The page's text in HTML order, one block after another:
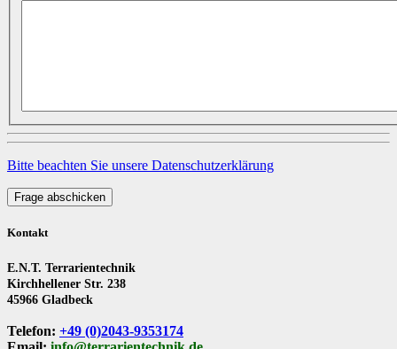
Bitte beachten Sie unsere Datenschutzerklärung
Frage abschicken
Kontakt
E.N.T. Terrarientechnik
Kirchhellener Str. 238
45966 Gladbeck
Telefon: +49 (0)2043-9353174